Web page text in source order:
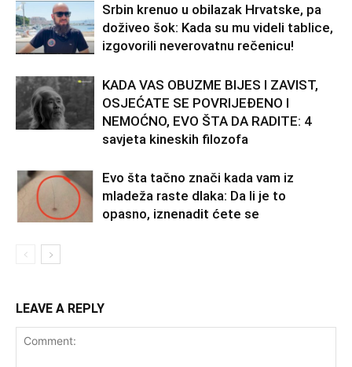
Srbin krenuo u obilazak Hrvatske, pa
doživeo šok: Kada su mu videli tablice,
izgovorili neverovatnu rečenicu!
KADA VAS OBUZME BIJES I ZAVIST,
OSJEĆATE SE POVRIJEĐENO I
NEMOĆNO, EVO ŠTA DA RADITE: 4
savjeta kineskih filozofa
Evo šta tačno znači kada vam iz
mladeža raste dlaka: Da li je to
opasno, iznenadit ćete se
LEAVE A REPLY